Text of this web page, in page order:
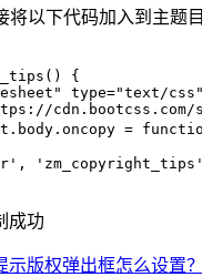
将以下代码加入到主题
{
type="text/
=
成功
示版权弹出框怎么设置